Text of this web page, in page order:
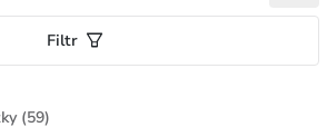
Filtr
(59)